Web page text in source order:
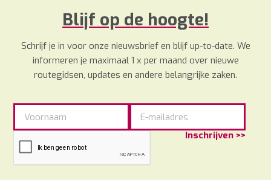
Blijf op de hoogte!
Schrijf je in voor onze nieuwsbrief en blijf up-to-date. We
informeren je maximaal 1 x per maand over nieuwe
routegidsen, updates en andere belangrijke zaken.
Inschrijven >>